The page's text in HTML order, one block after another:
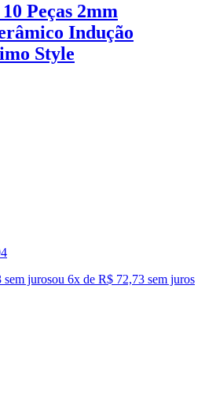
Peças 2mm
Indução
Style
sem jurosou 6x de R$ 72,73 sem juros